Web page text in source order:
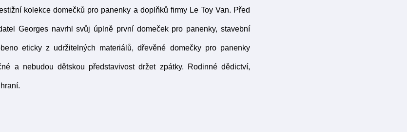
kolekce domečků pro panenky a doplňků firmy Le Toy Van. Před
Georges navrhl svůj úplně první domeček pro panenky, stavební
eticky z udržitelných materiálů, dřevěné domečky pro panenky
a nebudou dětskou představivost držet zpátky. Rodinné dědictví,